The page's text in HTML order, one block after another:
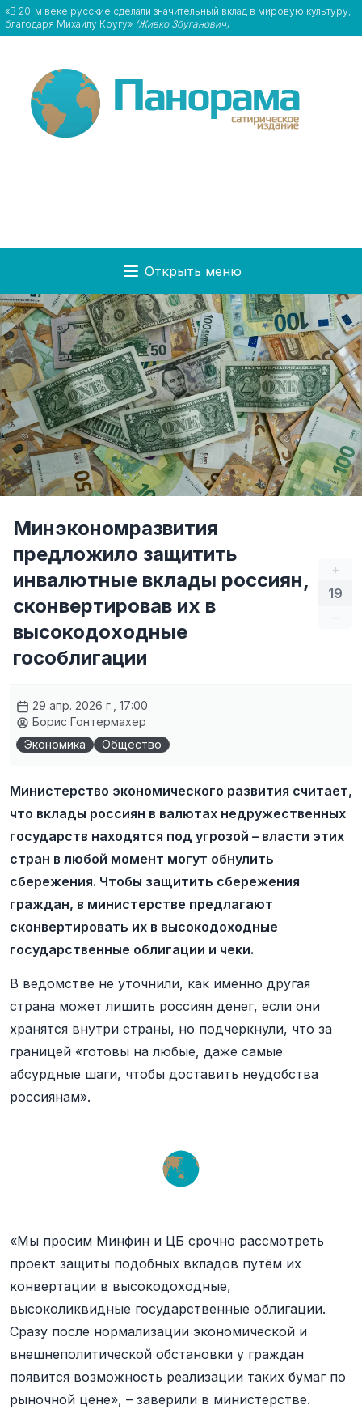
«В 20-м веке русские сделали значительный вклад в мировую культуру,
благодаря Михаилу Кругу» (Живко Збуганович)
Открыть меню
+
19
–
Минэкономразвития
предложило защитить
инвалютные вклады россиян,
сконвертировав их в
высокодоходные
гособлигации
29 апр. 2026 г., 17:00
Борис Гонтермахер
Экономика
Общество
Министерство экономического развития считает,
что вклады россиян в валютах недружественных
государств находятся под угрозой – власти этих
стран в любой момент могут обнулить
сбережения. Чтобы защитить сбережения
граждан, в министерстве предлагают
сконвертировать их в высокодоходные
государственные облигации и чеки.
В ведомстве не уточнили, как именно другая
страна может лишить россиян денег, если они
хранятся внутри страны, но подчеркнули, что за
границей «готовы на любые, даже самые
абсурдные шаги, чтобы доставить неудобства
россиянам».
«Мы просим Минфин и ЦБ срочно рассмотреть
проект защиты подобных вкладов путём их
конвертации в высокодоходные,
высоколиквидные государственные облигации.
Сразу после нормализации экономической и
внешнеполитической обстановки у граждан
появится возможность реализации таких бумаг по
рыночной цене», – заверили в министерстве.